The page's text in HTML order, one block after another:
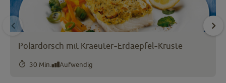
Polardorsch mit Kraeuter-Erdaepfel-Kruste
30 Min. Aufwendig